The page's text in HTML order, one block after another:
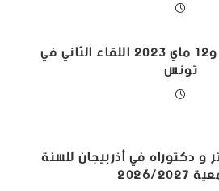
إجتماع جندوبة 11 و12 ماي 2023 اللقاء الثاني في
تونس
و دكتوراه في أذربيجان للسنة
2027